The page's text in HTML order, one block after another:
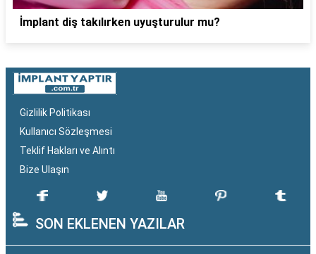
İmplant diş takılırken uyuşturulur mu?
Gizlilik Politikası
Kullanıcı Sözleşmesi
Teklif Hakları ve Alıntı
Bize Ulaşın
SON EKLENEN YAZILAR